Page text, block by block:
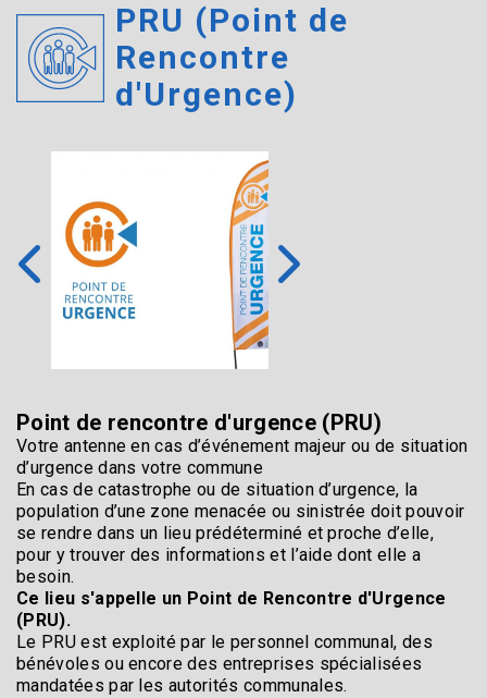
PRU (Point de
Rencontre
d'Urgence)
Point de rencontre d'urgence (PRU)
Votre antenne en cas d’événement majeur ou de situation
d’urgence dans votre commune
En cas de catastrophe ou de situation d’urgence, la
population d’une zone menacée ou sinistrée doit pouvoir
se rendre dans un lieu prédéterminé et proche d’elle,
pour y trouver des informations et l’aide dont elle a
besoin.
Ce lieu s'appelle un Point de Rencontre d'Urgence
(PRU).
Le PRU est exploité par le personnel communal, des
bénévoles ou encore des entreprises spécialisées
mandatées par les autorités communales.